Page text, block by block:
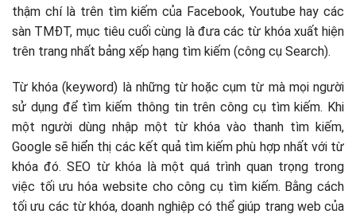
thậm chí là trên tìm kiếm của Facebook, Youtube hay các
sàn TMĐT, mục tiêu cuối cùng là đưa các từ khóa xuất hiện
trên trang nhất bảng xếp hạng tìm kiếm (công cụ Search).
Từ khóa (keyword) là những từ hoặc cụm từ mà mọi người
sử dụng để tìm kiếm thông tin trên công cụ tìm kiếm. Khi
một người dùng nhập một từ khóa vào thanh tìm kiếm,
Google sẽ hiển thị các kết quả tìm kiếm phù hợp nhất với từ
khóa đó. SEO từ khóa là một quá trình quan trọng trong
việc tối ưu hóa website cho công cụ tìm kiếm. Bằng cách
tối ưu các từ khóa, doanh nghiệp có thể giúp trang web của